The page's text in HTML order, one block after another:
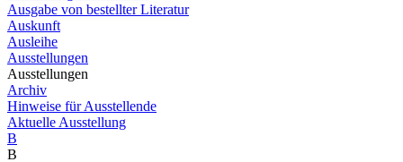
Ausgabe von bestellter Literatur
Auskunft
Ausleihe
Ausstellungen
Ausstellungen
Archiv
Hinweise für Ausstellende
Aktuelle Ausstellung
B
B